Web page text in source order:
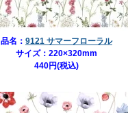
品名： 9121 サマーフローラル
サイズ：220×320mm
440円(税込)